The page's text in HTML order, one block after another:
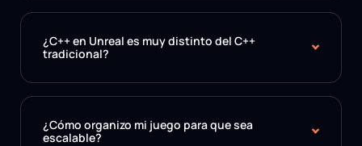
¿C++ en Unreal es muy distinto del C++
tradicional?
¿Cómo organizo mi juego para que sea
escalable?